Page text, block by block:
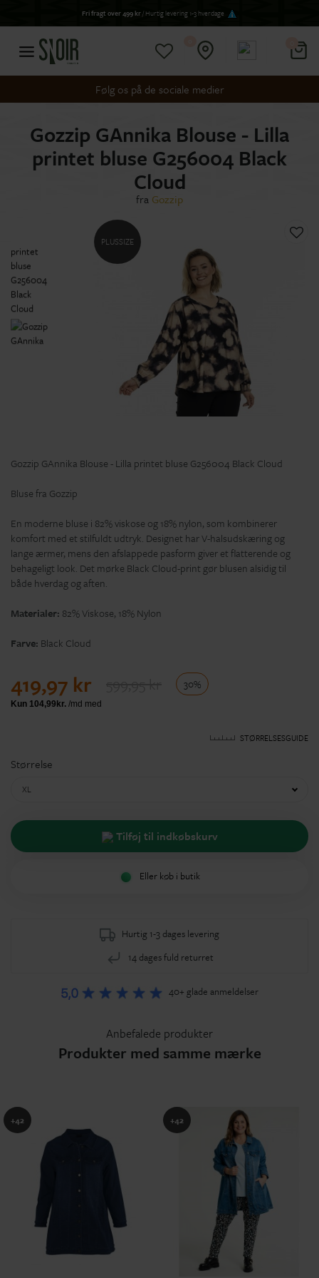
Fri fragt over 499 kr/ Hurtig levering 1-3 hverdage
Følg os på de sociale medier
Gozzip GAnnika Blouse - Lilla
printet bluse G256004 Black
Cloud
fra Gozzip
PLUSSIZE
Gozzip GAnnika Blouse - Lilla printet bluse G256004 Black Cloud
Bluse fra Gozzip
En moderne bluse i 82% viskose og 18% nylon, som kombinerer
komfort med et stilfuldt udtryk. Designet har V-halsudskæring og
lange ærmer, mens den afslappede pasform giver et flatterende og
behageligt look. Det mørke Black Cloud-print gør blusen alsidig til
både hverdag og aften.
Materialer: 82% Viskose, 18% Nylon
Farve: Black Cloud
419,97 kr 30%
STØRRELSESGUIDE
Størrelse
XL
Tilføj til indkøbskurv
Eller køb i butik
Hurtig 1-3 dages levering
14 dages fuld returret
40+ glade anmeldelser
Anbefalede produkter
Produkter med samme mærke
+42 +42